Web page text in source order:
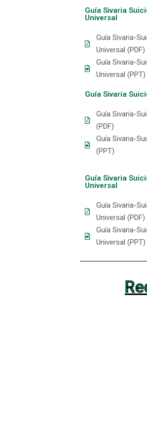
Guía Sivaria
Universal
Guía Sivaria-
Universal (PDF)
Guía Sivaria-
Universal (PPT)
Guía Sivaria
Guía Sivaria-
(PDF)
Guía Sivaria-
(PPT)
Guía Sivaria
Universal
Guía Sivaria-
Universal (PDF)
Guía Sivaria-
Universal (PPT)